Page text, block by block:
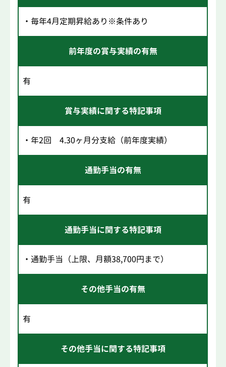
・毎年4月定期昇給あり※条件あり
前年度の賞与実績の有無
有
賞与実績に関する特記事項
・年2回 4.30ヶ月分支給（前年度実績）
通勤手当の有無
有
通勤手当に関する特記事項
・通勤手当（上限、月額38,700円まで）
その他手当の有無
有
その他手当に関する特記事項